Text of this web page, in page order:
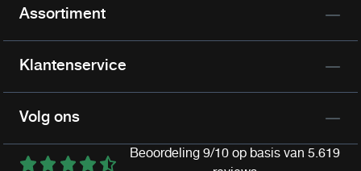
Assortiment
Klantenservice
Volg ons
Beoordeling 9/10 op basis van 5.619